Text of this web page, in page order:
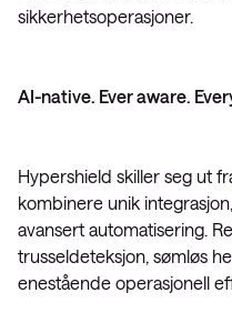
sikkerhetsoperasjoner.
AI-native. Ever aware.
Hypershield skiller seg ut
kombinere unik
avansert automatisering.
trusseldeteksjon, sømløs
enestående operasjonell